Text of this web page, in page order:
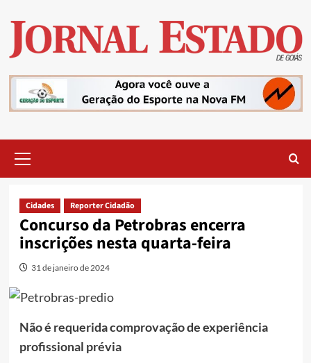
content
Menu
Cidades Reporter Cidadão
Concurso da Petrobras encerra
inscrições nesta quarta-feira
31 de janeiro de 2024
Não é requerida comprovação de experiência
profissional prévia